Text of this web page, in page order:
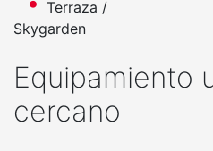
Terraza /
Skygarden
Equipamiento
cercano